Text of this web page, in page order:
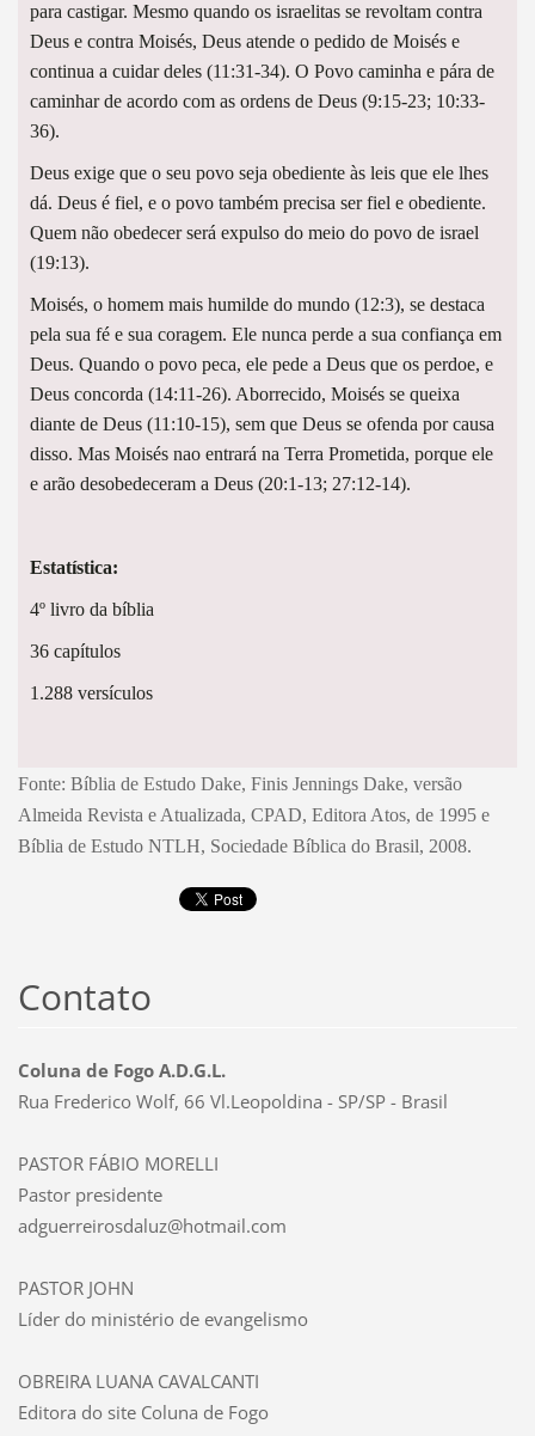
para castigar. Mesmo quando os israelitas se revoltam contra
Deus e contra Moisés, Deus atende o pedido de Moisés e
continua a cuidar deles (11:31-34). O Povo caminha e pára de
caminhar de acordo com as ordens de Deus (9:15-23; 10:33-
36).
Deus exige que o seu povo seja obediente às leis que ele lhes
dá. Deus é fiel, e o povo também precisa ser fiel e obediente.
Quem não obedecer será expulso do meio do povo de israel
(19:13).
Moisés, o homem mais humilde do mundo (12:3), se destaca
pela sua fé e sua coragem. Ele nunca perde a sua confiança em
Deus. Quando o povo peca, ele pede a Deus que os perdoe, e
Deus concorda (14:11-26). Aborrecido, Moisés se queixa
diante de Deus (11:10-15), sem que Deus se ofenda por causa
disso. Mas Moisés nao entrará na Terra Prometida, porque ele
e arão desobedeceram a Deus (20:1-13; 27:12-14).
Estatística:
4º livro da bíblia
36 capítulos
1.288 versículos
Fonte: Bíblia de Estudo Dake, Finis Jennings Dake, versão
Almeida Revista e Atualizada, CPAD, Editora Atos, de 1995 e
Bíblia de Estudo NTLH, Sociedade Bíblica do Brasil, 2008.
Contato
Coluna de Fogo A.D.G.L.
Rua Frederico Wolf, 66 Vl.Leopoldina - SP/SP - Brasil
PASTOR FÁBIO MORELLI
Pastor presidente
adguerreirosdaluz@hotmail.com
PASTOR JOHN
Líder do ministério de evangelismo
OBREIRA LUANA CAVALCANTI
Editora do site Coluna de Fogo